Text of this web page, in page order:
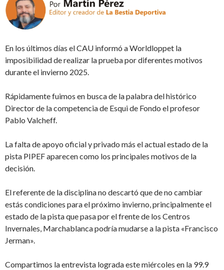
En los últimos días el CAU informó a Worldloppet la
imposibilidad de realizar la prueba por diferentes motivos
durante el invierno 2025.
Rápidamente fuimos en busca de la palabra del histórico
Director de la competencia de Esqui de Fondo el profesor
Pablo Valcheff.
La falta de apoyo oficial y privado más el actual estado de la
pista PIPEF aparecen como los principales motivos de la
decisión.
El referente de la disciplina no descartó que de no cambiar
estás condiciones para el próximo invierno, principalmente el
estado de la pista que pasa por el frente de los Centros
Invernales, Marchablanca podría mudarse a la pista «Francisco
Jerman».
Compartimos la entrevista lograda este miércoles en la 99.9